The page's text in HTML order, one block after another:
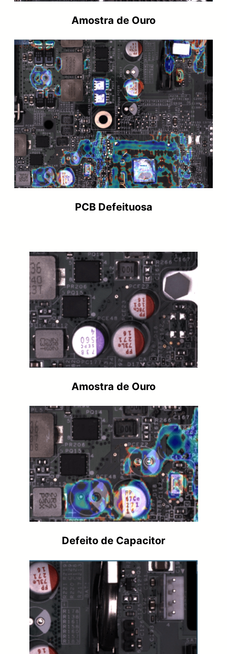
Amostra de Ouro
PCB Defeituosa
Amostra de Ouro
Defeito de Capacitor